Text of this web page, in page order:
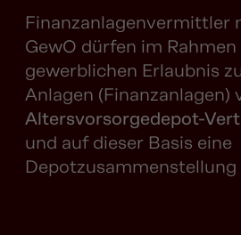
Finanzanlagenvermittler
GewO dürfen im
gewerblichen Erlaubnis
Anlagen (Finanzanlagen)
Altersvorsorgedepot-
und auf dieser Basis eine
Depotzusammenstellung